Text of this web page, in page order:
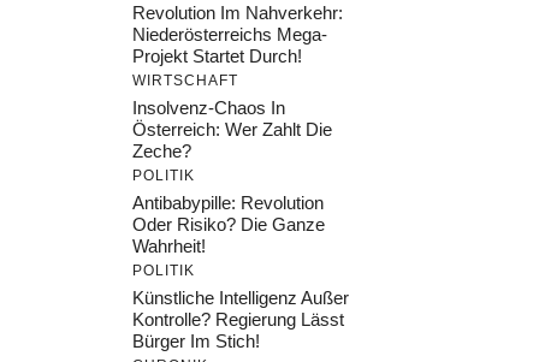
Revolution Im Nahverkehr:
Niederösterreichs Mega-
Projekt Startet Durch!
WIRTSCHAFT
Insolvenz-Chaos In
Österreich: Wer Zahlt Die
Zeche?
POLITIK
Antibabypille: Revolution
Oder Risiko? Die Ganze
Wahrheit!
POLITIK
Künstliche Intelligenz Außer
Kontrolle? Regierung Lässt
Bürger Im Stich!